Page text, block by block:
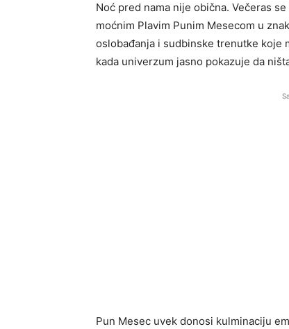
Noć pred nama nije obična. Večeras
moćnim Plavim Punim Mesecom u
oslobađanja i sudbinske trenutke koje
kada univerzum jasno pokazuje da
Pun Mesec uvek donosi kulminaciju